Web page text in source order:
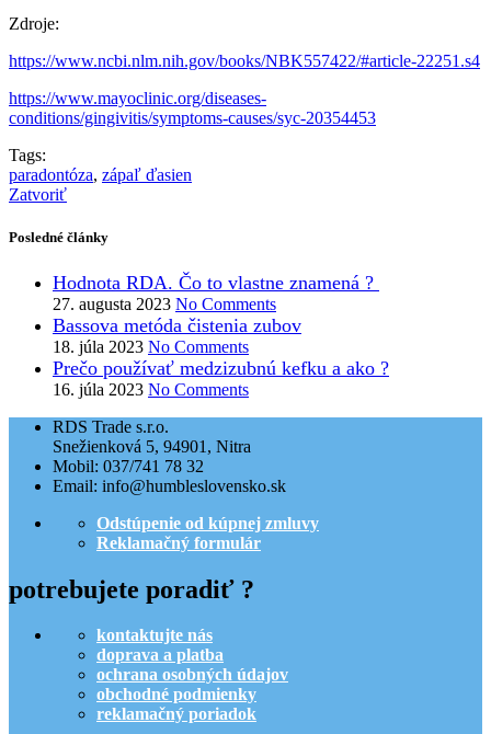
Zdroje:
https://www.ncbi.nlm.nih.gov/books/NBK557422/#article-22251.s4
https://www.mayoclinic.org/diseases-
conditions/gingivitis/symptoms-causes/syc-20354453
Tags:
paradontóza, zápaľ ďasien
Zatvoriť
Posledné články
Hodnota RDA. Čo to vlastne znamená ?
27. augusta 2023 No Comments
Bassova metóda čistenia zubov
18. júla 2023 No Comments
Prečo používať medzizubnú kefku a ako ?
16. júla 2023 No Comments
RDS Trade s.r.o.
Snežienková 5, 94901, Nitra
Mobil: 037/741 78 32
Email: info@humbleslovensko.sk
Odstúpenie od kúpnej zmluvy
Reklamačný formulár
potrebujete poradiť ?
kontaktujte nás
doprava a platba
ochrana osobných údajov
obchodné podmienky
reklamačný poriadok